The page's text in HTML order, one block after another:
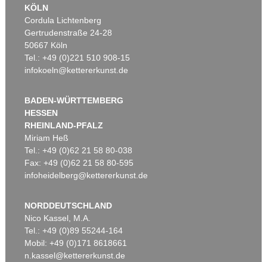
KÖLN
Cordula Lichtenberg
Gertrudenstraße 24-28
50667 Köln
Tel.: +49 (0)221 510 908-15
infokoeln@kettererkunst.de
BADEN-WÜRTTEMBERG
HESSEN
RHEINLAND-PFALZ
Miriam Heß
Tel.: +49 (0)62 21 58 80-038
Fax: +49 (0)62 21 58 80-595
infoheidelberg@kettererkunst.de
NORDDEUTSCHLAND
Nico Kassel, M.A.
Tel.: +49 (0)89 55244-164
Mobil: +49 (0)171 8618661
n.kassel@kettererkunst.de